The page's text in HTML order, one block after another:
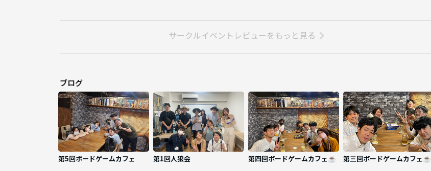
サークルイベントレビューをもっと見る
ブログ
第5回ボードゲームカフェ 第1回人狼会 第四回ボードゲームカフェ☕️ 第三回ボードゲームカフェ☕️